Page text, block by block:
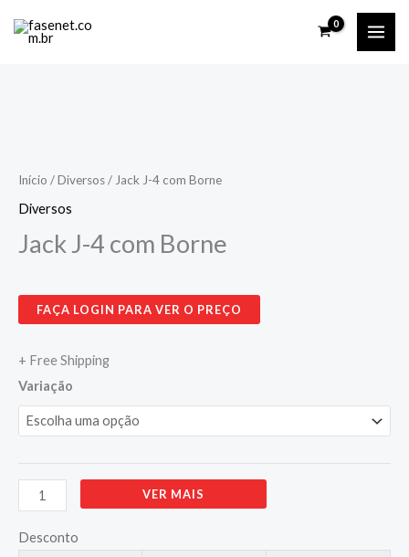
para
Início /Diversos/ Jack J-4 com Borne
Diversos
Jack J-4 com Borne
FAÇA LOGIN PARA VER O PREÇO
+ Free Shipping
Variação
4
com
quantidade
VER MAIS
Desconto